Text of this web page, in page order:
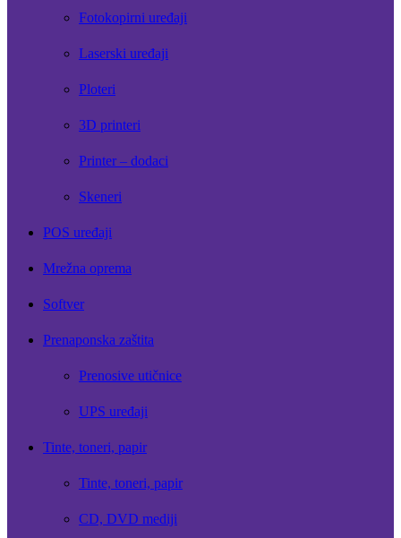
Fotokopirni uređaji
Laserski uređaji
Ploteri
3D printeri
Printer – dodaci
Skeneri
POS uređaji
Mrežna oprema
Softver
Prenaponska zaštita
Prenosive utičnice
UPS uređaji
Tinte, toneri, papir
Tinte, toneri, papir
CD, DVD mediji